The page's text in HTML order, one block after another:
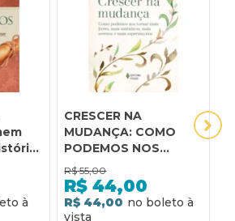
CRESCER NA
MUDANÇA: COMO
PODEMOS NOS
TORNAR MAIS LIVRES,
MAIS AUTÊNTICOS,
MAIS SERENOS E MAIS
ESPERANÇOSOS
R$ 55,00
R$ 44,00
R$ 44,00